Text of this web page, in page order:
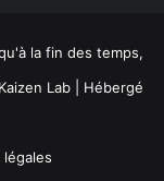
la fin des temps,
Kaizen Lab | Hébergé